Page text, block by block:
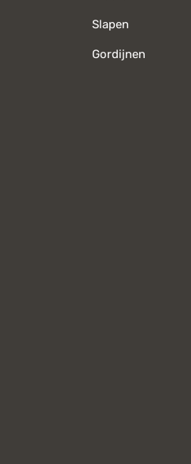
Slapen
Gordijnen